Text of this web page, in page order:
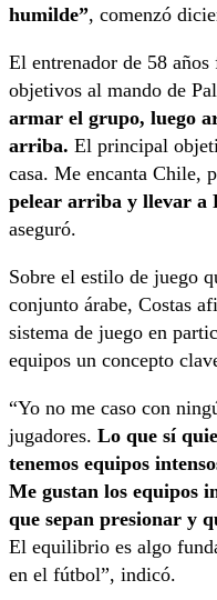
humilde”, comenzó
El entrenador de 58
objetivos al mando de
armar el grupo, luego
arriba. El principal
casa. Me encanta Chile,
pelear arriba y llevar a
aseguró.
Sobre el estilo de juego
conjunto árabe, Costas
sistema de juego en
equipos un concepto
“Yo no me caso con
jugadores. Lo que sí
tenemos equipos
Me gustan los equipos
que sepan presionar y
El equilibrio es algo
en el fútbol”, indicó.